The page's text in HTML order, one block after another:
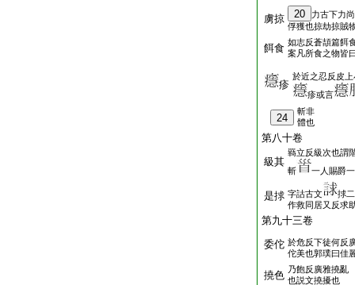
虜掠 20
力古下力
俘獲也掠劫掠賊
餌食 如志反蒼頡篇餌
案凡所食之物皆
疹
於近之忍反皮
疹或言
24
斬非
體也
第八十卷
級其
羇立反級次也謂
斬
一人賜爵
是捄 字詁古文
捄
作救同居又反求
第九十三卷
委佗 於危反下徒何反
佗美也郭璞曰佳
撓色 乃飽反廣雅撓亂
也説文撓擾也